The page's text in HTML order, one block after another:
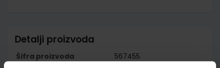
Detalji proizvoda
Šifra proizvoda
567455